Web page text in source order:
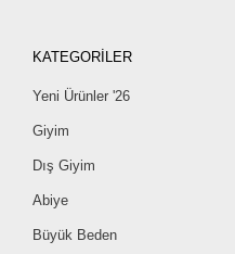
KATEGORİLER
Yeni Ürünler '26
Giyim
Dış Giyim
Abiye
Büyük Beden